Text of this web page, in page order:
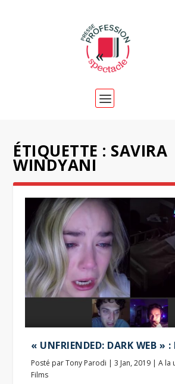
ÉTIQUETTE : SAVIRA
WINDYANI
« UNFRIENDED: DARK WEB » :
Posté parTony Parodi |3 Jan, 2019 |A la
Films